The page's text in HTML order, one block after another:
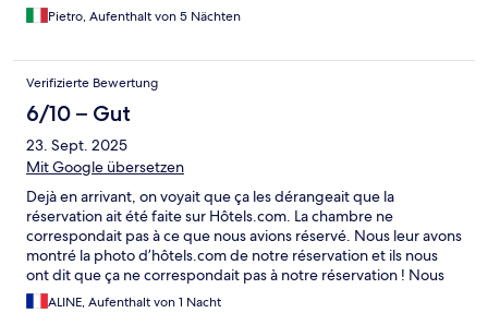
Pietro, Aufenthalt von 5 Nächten
Verifizierte Bewertung
6/10 – Gut
23. Sept. 2025
Mit Google übersetzen
Dejà en arrivant, on voyait que ça les dérangeait que la
réservation ait été faite sur Hôtels.com. La chambre ne
correspondait pas à ce que nous avions réservé. Nous leur avons
montré la photo d’hôtels.com de notre réservation et ils nous
ont dit que ça ne correspondait pas à notre réservation ! Nous
avons eu une chambre au 1er avec vue à seulement quelques
mètres sur le bâtiment d’en face et au dessus du parking alors
ALINE, Aufenthalt von 1 Nacht